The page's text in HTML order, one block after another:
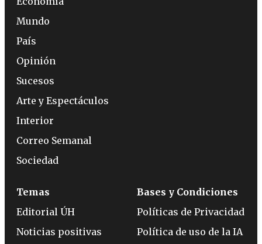
Mundo
País
Opinión
Sucesos
Arte y Espectáculos
Interior
Correo Semanal
Sociedad
Temas
Editorial ÚH
Noticias positivas
Bases y Condiciones
Políticas de Privacidad
Política de uso de la IA